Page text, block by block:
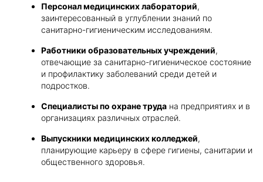
Персонал медицинских лабораторий,
заинтересованный в углублении знаний по
санитарно-гигиеническим исследованиям.
Работники образовательных учреждений,
отвечающие за санитарно-гигиеническое состояние
и профилактику заболеваний среди детей и
подростков.
Специалисты по охране труда на предприятиях и в
организациях различных отраслей.
Выпускники медицинских колледжей,
планирующие карьеру в сфере гигиены, санитарии и
общественного здоровья.